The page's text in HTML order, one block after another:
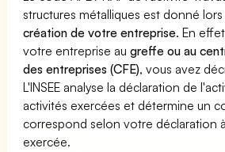
structures métalliques est donné
création de votre entreprise. En
votre entreprise augreffe ou au
des entreprises (CFE), vous avez
L'INSEE analyse la déclaration de
activités exercées et détermine un
correspond selon votre déclaration
exercée.